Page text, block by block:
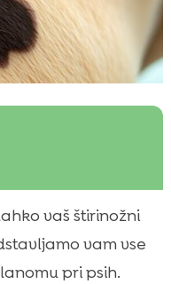
psih
pri psih?
vaš štirinožni
vam vse
pri psih.